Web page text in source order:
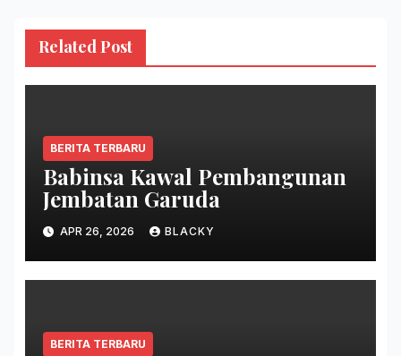
Related Post
BERITA TERBARU
Babinsa Kawal Pembangunan
Jembatan Garuda
APR 26, 2026 BLACKY
BERITA TERBARU